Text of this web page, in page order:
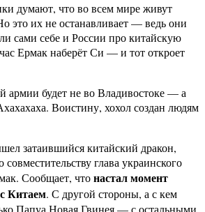
думают, что во всем мире живут
это их не останавливает — ведь они
сами себе и России про китайскую
Ермак наберёт Си — и тот откроет
армии будет не во Владивостоке — а
Воистину, хохол создан людям
затаившийся китайский дракон,
глава украинского
Сообщает, чтонастал момент
Китаем. С другой стороны, а с кем